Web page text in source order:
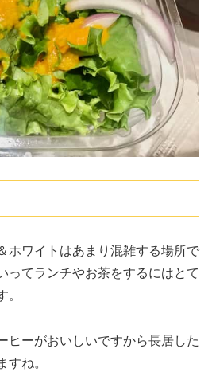
ホワイトはあまり混雑する場所で
ってランチやお茶をするにはとて
。
ヒーがおいしいですから長居した
すね。